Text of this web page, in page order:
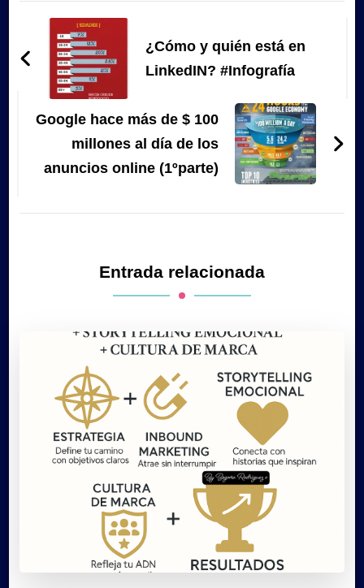
Navegación
de
entradas
¿Cómo y quién está en
LinkedIN? #Infografía
Google hace más de $ 100
millones al día de los
anuncios online (1ºparte)
Entrada relacionada